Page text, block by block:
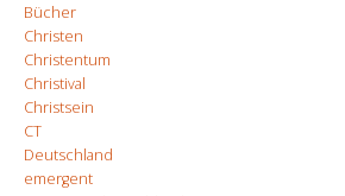
Bücher
Christen
Christentum
Christival
Christsein
CT
Deutschland
emergent